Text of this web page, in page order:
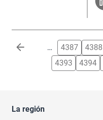
Paginación … 4387 4388
4393
4394
La región